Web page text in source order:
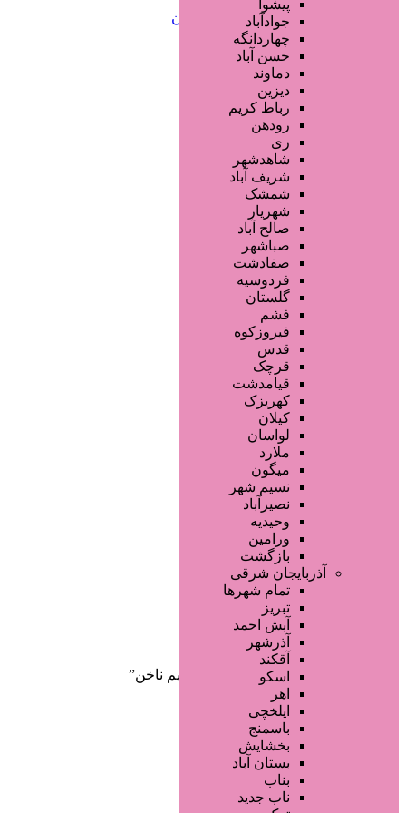
خدمات تناسب اندام و زیبایی بدن
خدمات پوست و زیبایی
خدمات ویژه و سیار
خدمات ناخن
خدمات مو
سایر خدمات
پیشوا
جوادآباد
چهاردانگه
حسن آباد
دماوند
دیزین
رباط کریم
رودهن
ری
شاهدشهر
شریف آباد
شمشک
شهریار
صالح آباد
صباشهر
صفادشت
فردوسیه
گلستان
فشم
فیروزکوه
قدس
قرچک
قیامدشت
کهریزک
کیلان
لواسان
ملارد
میگون
نسیم شهر
نصیرآباد
وحیدیه
ورامین
بازگشت
آذربایجان شرقی
تمام شهر‌ها
تبریز
آبش احمد
آذرشهر
آقکند
اسکو
اهر
ایلخچی
باسمنج
بخشایش
بستان آباد
بناب
ناب جدید
صفحه اصلی
آگهی انبوه
طراحی سایت
صفحه اختصاصی
لیست سایتهای تبلیغاتی
دسته‌بندی‌ها
/ محصولات برچسب خورده “ترمیم ناخن”